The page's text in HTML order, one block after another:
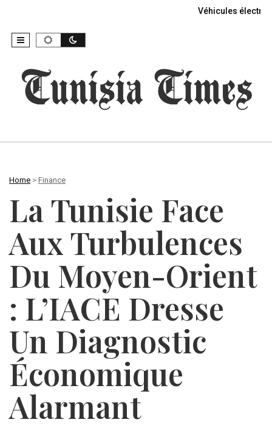
Véhicules
Home > Finance
La Tunisie Face
Aux Turbulences
Du Moyen-Orient
: L’IACE Dresse
Un Diagnostic
Économique
Alarmant